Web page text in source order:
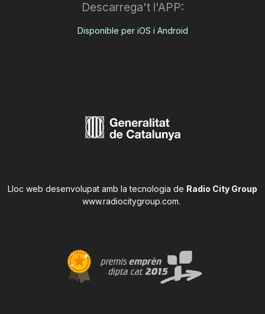
Descarrega't l'APP:
Disponible per iOS i Android
Lloc web desenvolupat amb la tecnologia de Radio City Group
www.radiocitygroup.com.